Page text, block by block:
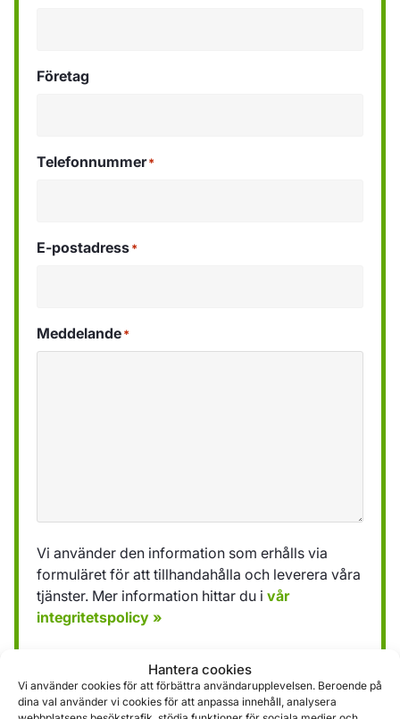
Hantera cookies
Vi använder cookies för att förbättra användarupplevelsen. Beroende på
dina val använder vi cookies för att anpassa innehåll, analysera
Företag
Telefonnummer*
E-postadress*
Meddelande*
Vi använder den information som erhålls via
formuläret för att tillhandahålla och leverera våra
tjänster. Mer information hittar du i vår
integritetspolicy »